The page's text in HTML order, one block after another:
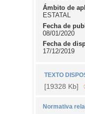
Ámbito de
ESTATAL
Fecha de
08/01/2020
Fecha de
17/12/2019
TEXTO
[19328 Kb]
Normativa